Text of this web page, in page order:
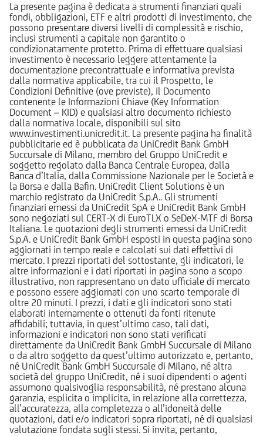
La presente pagina è dedicata a strumenti finanziari quali
fondi, obbligazioni, ETF e altri prodotti di investimento, che
possono presentare diversi livelli di complessità e rischio,
inclusi strumenti a capitale non garantito o
condizionatamente protetto. Prima di effettuare qualsiasi
investimento è necessario leggere attentamente la
documentazione precontrattuale e informativa prevista
dalla normativa applicabile, tra cui il Prospetto, le
Condizioni Definitive (ove previste), il Documento
contenente le Informazioni Chiave (Key Information
Document – KID) e qualsiasi altro documento richiesto
dalla normativa locale, disponibili sul sito
www.investimenti.unicredit.it. La presente pagina ha finalità
pubblicitarie ed è pubblicata da UniCredit Bank GmbH
Succursale di Milano, membro del Gruppo UniCredit e
soggetto regolato dalla Banca Centrale Europea, dalla
Banca d’Italia, dalla Commissione Nazionale per le Società e
la Borsa e dalla Bafin. UniCredit Client Solutions è un
marchio registrato da UniCredit S.p.A.. Gli strumenti
finanziari emessi da UniCredit SpA e UniCredit Bank GmbH
sono negoziati sul CERT-X di EuroTLX o SeDeX-MTF di Borsa
Italiana. Le quotazioni degli strumenti emessi da UniCredit
S.p.A. e UniCredit Bank GmbH esposti in questa pagina sono
aggiornati in tempo reale e calcolati sui dati effettivi di
mercato. I prezzi riportati del sottostante, gli indicatori, le
altre informazioni e i dati riportati in pagina sono a scopo
illustrativo, non rappresentano un dato ufficiale di mercato
e possono essere aggiornati con uno scarto temporale di
oltre 20 minuti. I prezzi, i dati e gli indicatori sono stati
elaborati internamente o ottenuti da fonti ritenute
affidabili; tuttavia, in quest’ultimo caso, tali dati,
informazioni e indicatori non sono stati verificati
direttamente da UniCredit Bank GmbH Succursale di Milano
o da altro soggetto da quest’ultimo autorizzato e, pertanto,
né UniCredit Bank GmbH Succursale di Milano, né altra
società del gruppo UniCredit, né i suoi dipendenti o agenti
assumono qualsivoglia responsabilità, né prestano alcuna
garanzia, esplicita o implicita, in relazione alla correttezza,
all’accuratezza, alla completezza o all’idoneità delle
quotazioni, dati e/o indicatori sopra riportati, né di qualsiasi
valutazione fondata sugli stessi. Si invita, pertanto,